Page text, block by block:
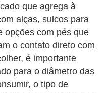
que agrega à
alças, sulcos para
opções com pés que
o contato direto com
é importante
para o diâmetro das
o tipo de